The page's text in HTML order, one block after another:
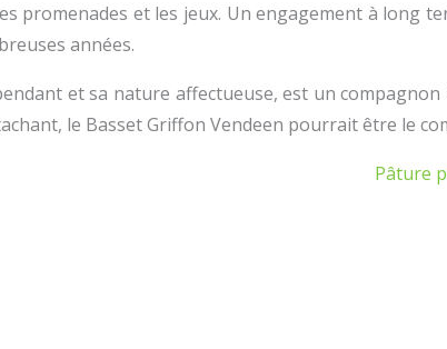
promenades et les jeux. Un engagement à long
années.
et sa nature affectueuse, est un
le Basset Griffon Vendeen pourrait être le
Pâture